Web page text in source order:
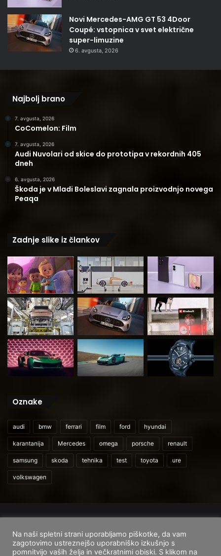
Novi Mercedes-AMG GT 53 4Door
Coupé: vstopnica v svet električne
super-limuzine
6. avgusta, 2026
Najbolj brano
7. avgusta, 2026
CoComelon: Film
7. avgusta, 2026
Audi Nuvolari od skice do prototipa v rekordnih 405
dneh
6. avgusta, 2026
Škoda je v Mladi Boleslavi zagnala proizvodnjo novega
Peaqa
Zadnje slike iz člankov
Oznake
audi bmw ferrari film ford hyundai
karantanija Mercedes omega porsche renault
samsung skoda tehnika test toyota ure
volkswagen
Domov
O nas Cenik storitev Pogoji uporabe
Na naši spletni strani uporabljamo piškotke, da vam
zagotovimo ustreznejšo uporabniško izkušnjo s
pomnitvijo vaših želja in večkratnimi obiski. S klikom na